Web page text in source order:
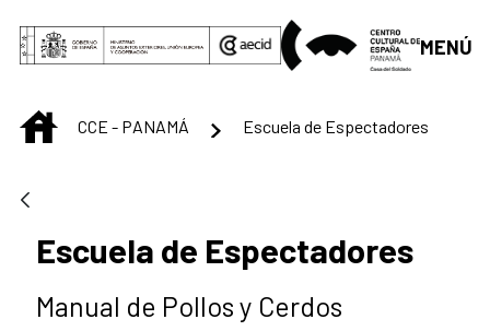
Saltar al contenido principal
MENÚ
INICIOCCE - PANAMÁ Escuela de Espectadores
Escuela de Espectadores
Manual de Pollos y Cerdos